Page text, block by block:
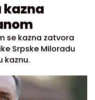
kazna
se kazna zatvora
Srpske Miloradu
kaznu.